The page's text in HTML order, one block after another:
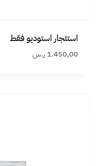
استئجار استوديو فقط
1.450,00 ر.س